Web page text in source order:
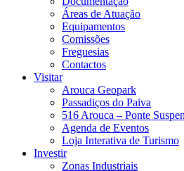
Áreas de Atuação
Equipamentos
Comissões
Freguesias
Contactos
Visitar
Arouca Geopark
Passadiços do Paiva
516 Arouca – Ponte
Agenda de Eventos
Loja Interativa de Turismo
Investir
Zonas Industriais